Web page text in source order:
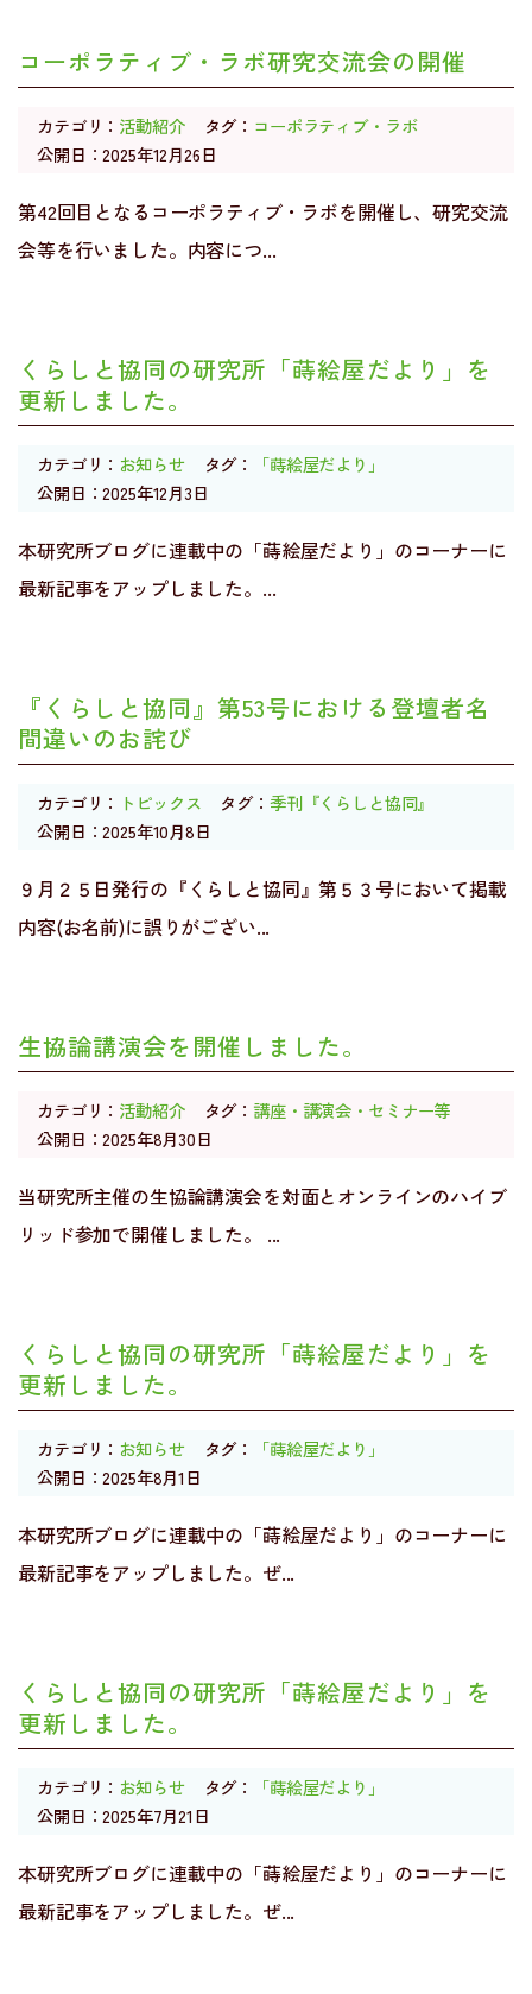
コーポラティブ・ラボ研究交流会の開催
カテゴリ： 活動紹介 タグ： コーポラティブ・ラボ
公開日：2025年12月26日
第42回目となるコーポラティブ・ラボを開催し、研究交流
会等を行いました。内容につ...
くらしと協同の研究所「蒔絵屋だより」を
更新しました。
カテゴリ： お知らせ タグ：
「蒔絵屋だより」
公開日：2025年12月3日
本研究所ブログに連載中の「蒔絵屋だより」のコーナーに
最新記事をアップしました。...
『くらしと協同』第53号における登壇者名
間違いのお詫び
カテゴリ： トピックス タグ： 季刊『くらしと協同』
公開日：2025年10月8日
９月２５日発行の『くらしと協同』第５３号において掲載
内容(お名前)に誤りがござい...
生協論講演会を開催しました。
カテゴリ： 活動紹介 タグ：講座・講演会・セミナー等
公開日：2025年8月30日
当研究所主催の生協論講演会を対面とオンラインのハイブ
リッド参加で開催しました。 ...
くらしと協同の研究所「蒔絵屋だより」を
更新しました。
カテゴリ： お知らせ タグ：
「蒔絵屋だより」
公開日：2025年8月1日
本研究所ブログに連載中の「蒔絵屋だより」のコーナーに
最新記事をアップしました。ぜ...
くらしと協同の研究所「蒔絵屋だより」を
更新しました。
カテゴリ： お知らせ タグ：
「蒔絵屋だより」
公開日：2025年7月21日
本研究所ブログに連載中の「蒔絵屋だより」のコーナーに
最新記事をアップしました。ぜ...